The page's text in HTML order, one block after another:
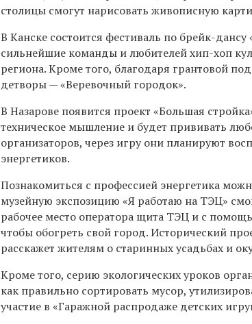
столицы смогут нарисовать живописную
В Канске состоится фестиваль по брейк-
сильнейшие команды и любителей хип-хоп
региона. Кроме того, благодаря грантовой
детворы — «Веревочный городок».
В Назарове появится проект «Большая
техническое мышление и будет прививать
организаторов, через игру они планируют
энергетиков.
Познакомиться с профессией энергетика
музейную экспозицию «Я работаю на ТЭЦ»
рабочее место оператора щита ТЭЦ и с
чтобы обогреть свой город. Исторический
расскажет жителям о старинных усадьбах и
Кроме того, серию экологических уроков
как правильно сортировать мусор,
участие в «Гаражной распродаже детских